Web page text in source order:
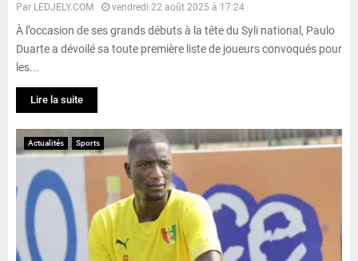
Par LEDJELY.COM vendredi 22 août 2025 à 17:24
À l’occasion de ses grands débuts à la tête du Syli national, Paulo
Duarte a dévoilé sa toute première liste de joueurs convoqués pour
les...
Lire la suite
Actualités Sports